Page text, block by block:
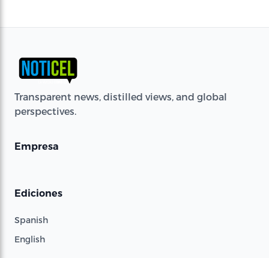
Transparent news, distilled views, and global
perspectives.
Empresa
Ediciones
Spanish
English